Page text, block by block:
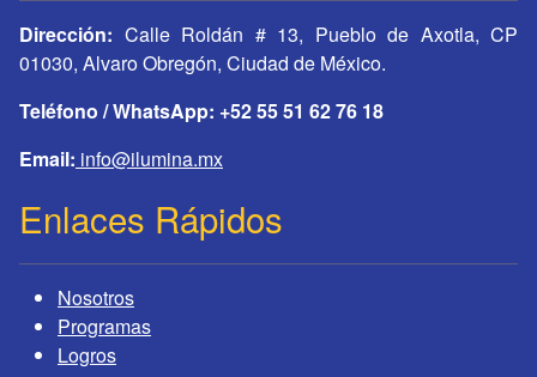
Dirección: Calle Roldán # 13, Pueblo de Axotla, CP
01030, Alvaro Obregón, Ciudad de México.
Teléfono / WhatsApp: +52 55 51 62 76 18
Email: info@ilumina.mx
Enlaces Rápidos
Nosotros
Programas
Logros